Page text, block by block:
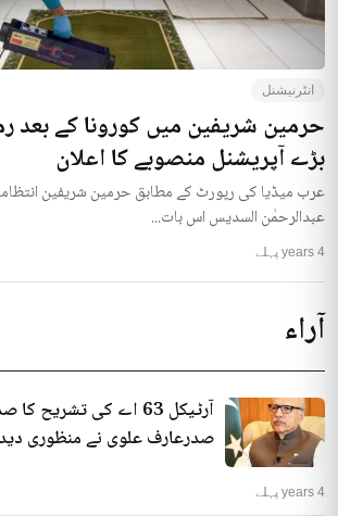
انٹرنیشنل
حرمین شریفین میں کورونا کے بعد
بڑے آپریشنل منصوبے کا اعلان
عرب میڈیا کی رپورٹ کے مطابق حرمین شریفین
عبدالرحمٰن السدیس اس بات...
4 years پہلے
آراء
آرٹیکل 63 اے کی تشریح
صدرعارف علوی نے منظوری
4 years پہلے